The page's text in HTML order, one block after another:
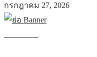
กรกฎาคม 27, 2026